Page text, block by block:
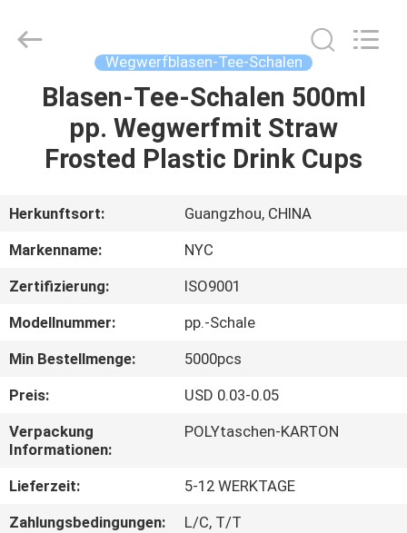
HAUS
PRODUKTE
ÜBER
UNS
FABRIK-
AUSFLUG
QUALITÄTSKONTROLLE
TRETEN
SIE
MIT
Co.,Ltd..
Wegwerfblasen-Tee-Schalen
Blasen-Tee-Schalen 500ml
pp. Wegwerfmit Straw
Frosted Plastic Drink Cups
Herkunftsort:
Guangzhou, CHINA
Markenname:
NYC
Zertifizierung:
ISO9001
Modellnummer:
pp.-Schale
Min Bestellmenge:
5000pcs
Preis:
USD 0.03-0.05
Verpackung
Informationen:
POLYtaschen-KARTON
Lieferzeit:
5-12 WERKTAGE
Zahlungsbedingungen:
L/C, T/T